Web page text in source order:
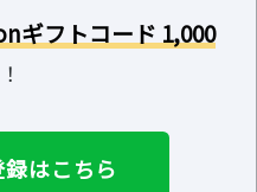
ギフトコード 1,000
はこちら